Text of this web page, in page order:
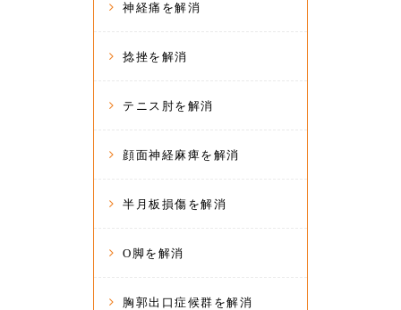
神経痛を解消
捻挫を解消
テニス肘を解消
顔面神経麻痺を解消
半月板損傷を解消
O脚を解消
胸郭出口症候群を解消